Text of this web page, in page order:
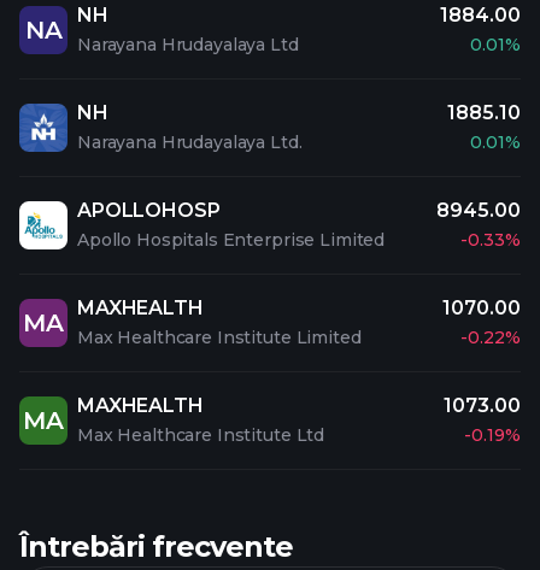
NA
NH
Narayana Hrudayalaya Ltd
1884.00
0.01%
NH
Narayana Hrudayalaya Ltd.
1885.10
0.01%
APOLLOHOSP
Apollo Hospitals Enterprise Limited
8945.00
-0.33%
MA
MAXHEALTH
Max Healthcare Institute Limited
1070.00
-0.22%
MA
MAXHEALTH
Max Healthcare Institute Ltd
1073.00
-0.19%
Întrebări frecvente